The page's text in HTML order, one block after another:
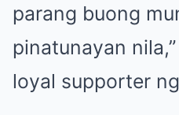
parang buong
pinatunayan
loyal supporter